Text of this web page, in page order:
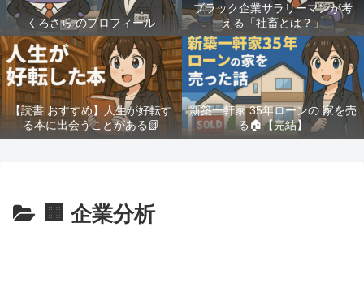
くろさら のプロフィール
ブラック企業サラリーマンが考
える「社畜とは？」
【読書 おすすめ】人生が好転す
る本に出会うことがある📗
新築一軒家 35年ローンの 家を売
る🏠️【完結】
🏢 企業分析